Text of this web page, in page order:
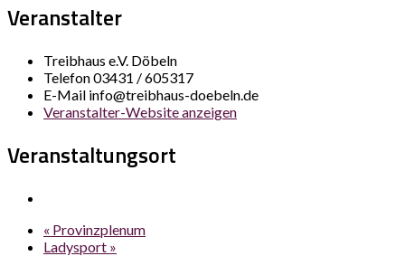
Veranstalter
Treibhaus e.V. Döbeln
Telefon03431 / 605317
E-Mail info@treibhaus-doebeln.de
Veranstalter-Website anzeigen
Veranstaltungsort
« Provinzplenum
Ladysport »